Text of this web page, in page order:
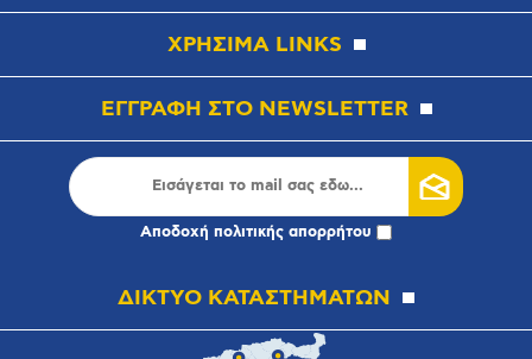
ΧΡΗΣΙΜΑ LINKS
ΕΓΓΡΑΦΗ ΣΤΟ NEWSLETTER
Αποδοχή πολιτικής απορρήτου
ΔΙΚΤΥΟ ΚΑΤΑΣΤΗΜΑΤΩΝ